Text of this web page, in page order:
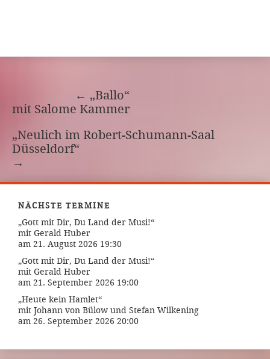
← „Ballo“
mit Salome Kammer
„Neulich im Robert-Schumann-Saal
Düsseldorf“
→
NÄCHSTE TERMINE
„Gott mit Dir, Du Land der Musi!“
mit Gerald Huber
am 21. August 2026 19:30
„Gott mit Dir, Du Land der Musi!“
mit Gerald Huber
am 21. September 2026 19:00
„Heute kein Hamlet“
mit Johann von Bülow und Stefan Wilkening
am 26. September 2026 20:00